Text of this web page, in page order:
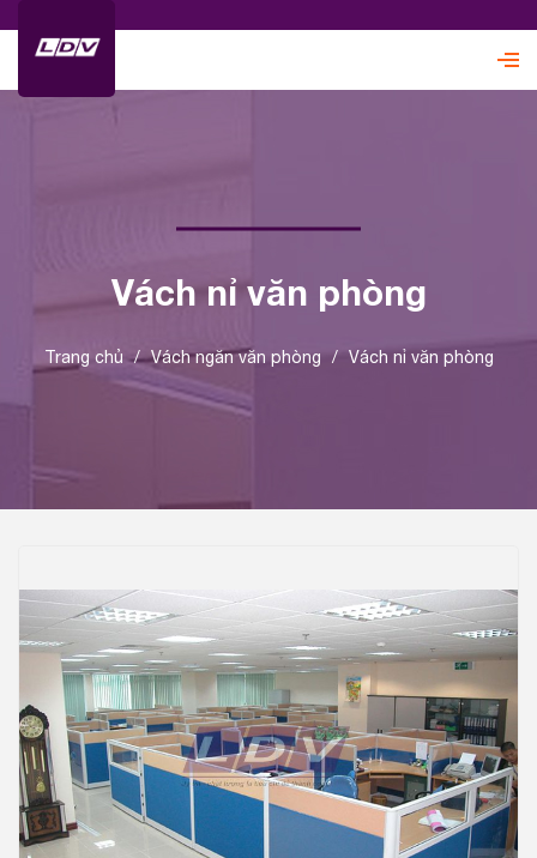
Vách nỉ văn phòng
Trang chủ / Vách ngăn văn phòng / Vách nỉ văn phòng